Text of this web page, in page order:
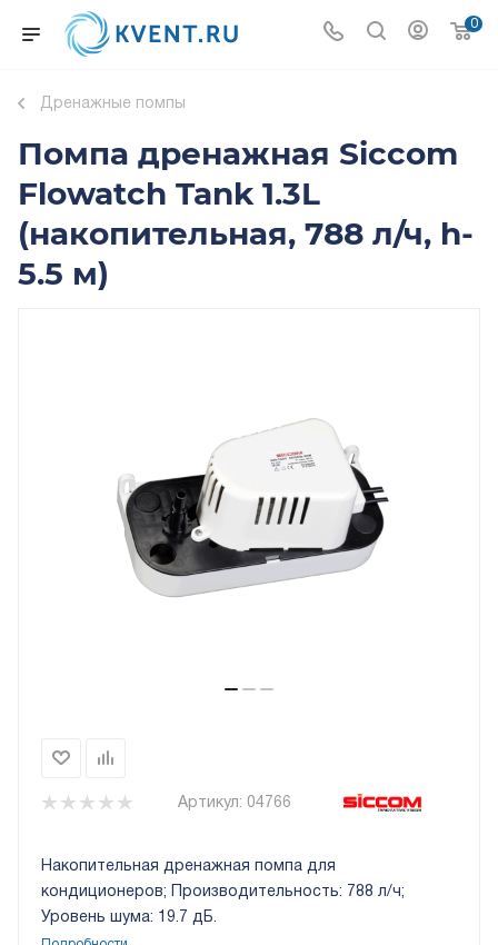
0
Дренажные помпы
Помпа дренажная Siccom
Flowatch Tank 1.3L
(накопительная, 788 л/ч, h-
5.5 м)
Артикул: 04766
Накопительная дренажная помпа для
кондиционеров; Производительность: 788 л/ч;
Уровень шума: 19.7 дБ.